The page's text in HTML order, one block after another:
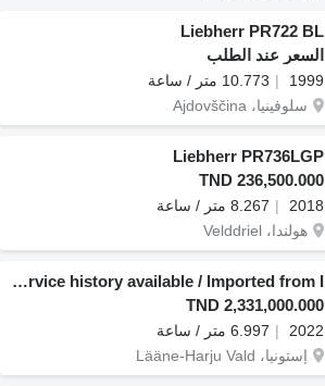
Liebherr PR722 BL
السعر عند الطلب
1999
10.773 متر / ساعة
سلوفينيا، Ajdovščina
Liebherr PR736LGP
TND 236,500.000
2018
8.267 متر / ساعة
هولندا، Velddriel
Liebherr PR 776 G6.0 RIPPER / Service history available / Imported from I
TND 2,331,000.000
2022
6.997 متر / ساعة
إستونيا، Lääne-Harju Vald